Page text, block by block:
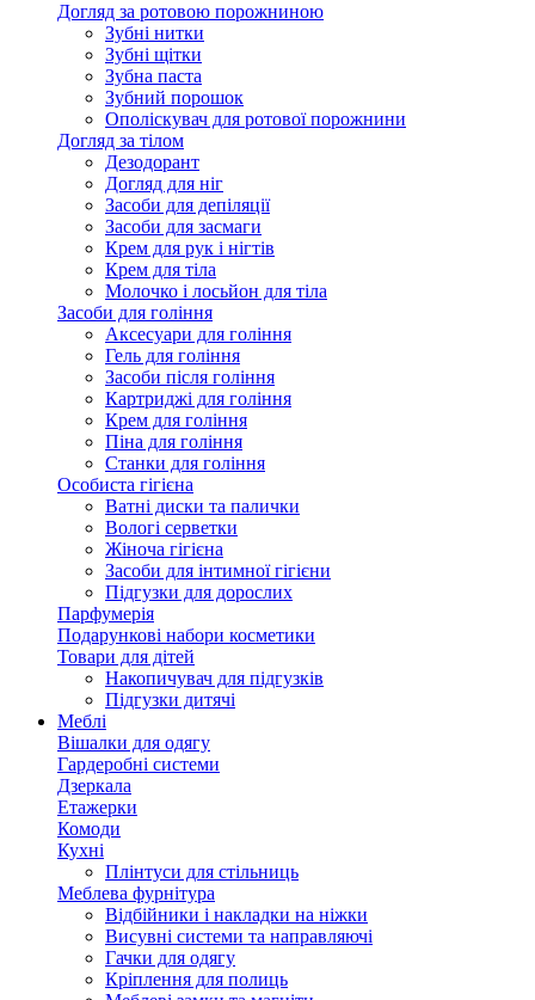
Догляд за ротовою порожниною
Зубні нитки
Зубні щітки
Зубна паста
Зубний порошок
Ополіскувач для ротової порожнини
Догляд за тілом
Дезодорант
Догляд для ніг
Засоби для депіляції
Засоби для засмаги
Крем для рук і нігтів
Крем для тіла
Молочко і лосьйон для тіла
Засоби для гоління
Аксесуари для гоління
Гель для гоління
Засоби після гоління
Картриджі для гоління
Крем для гоління
Піна для гоління
Станки для гоління
Особиста гігієна
Ватні диски та палички
Вологі серветки
Жіноча гігієна
Засоби для інтимної гігієни
Підгузки для дорослих
Парфумерія
Подарункові набори косметики
Товари для дітей
Накопичувач для підгузків
Підгузки дитячі
Меблі
Вішалки для одягу
Гардеробні системи
Дзеркала
Етажерки
Комоди
Кухні
Плінтуси для стільниць
Меблева фурнітура
Відбійники і накладки на ніжки
Висувні системи та направляючі
Гачки для одягу
Кріплення для полиць